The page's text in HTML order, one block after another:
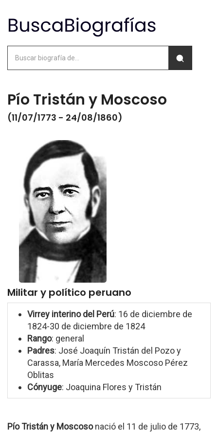
Pío Tristán y Moscoso
(11/07/1773 - 24/08/1860)
Militar y político peruano
Virrey interino del Perú: 16 de diciembre de
1824-30 de diciembre de 1824
Rango: general
Padres: José Joaquín Tristán del Pozo y
Carassa, María Mercedes Moscoso Pérez
Oblitas
Cónyuge: Joaquina Flores y Tristán
Pío Tristán y Moscosonació el 11 de julio de 1773,